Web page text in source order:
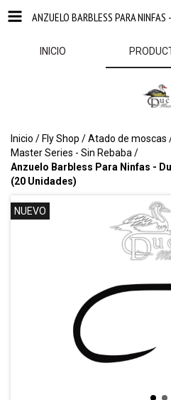
INICIO
Inicio / Fly Shop /Atado de moscas
Master Series - Sin Rebaba /
Anzuelo Barbless Para Ninfas -
(20 Unidades)
NUEVO